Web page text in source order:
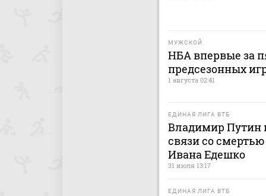
МУЖСКОЙ
НБА впервые за
предсезонных
1 августа 02:41
ЕДИНАЯ ЛИГА ВТБ
Владимир Путин
связи со
Ивана Едешко
31 июля 13:17
ЕДИНАЯ ЛИГА ВТБ